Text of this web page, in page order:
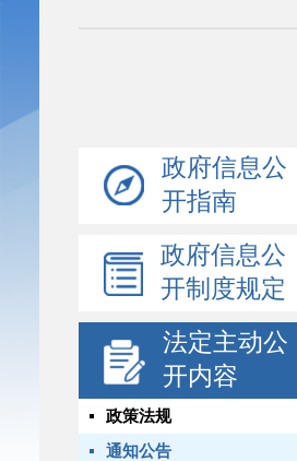
政府信息公
开指南
政府信息公
开制度规定
法定主动公
开内容
政策法规
通知公告